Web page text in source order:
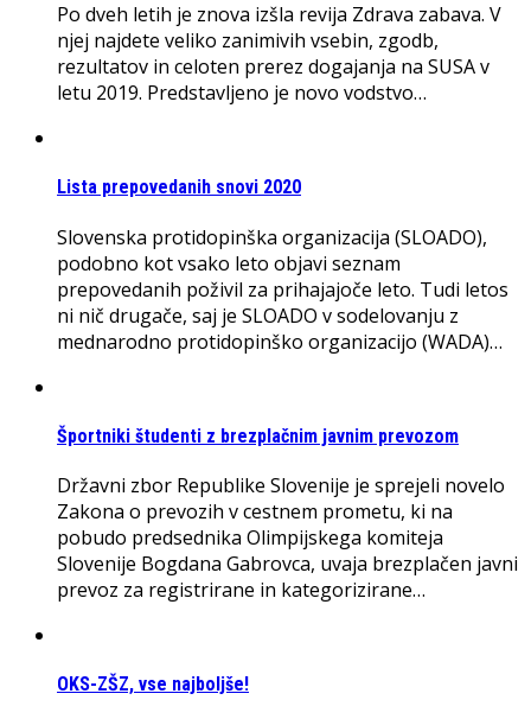
Po dveh letih je znova izšla revija Zdrava zabava. V
njej najdete veliko zanimivih vsebin, zgodb,
rezultatov in celoten prerez dogajanja na SUSA v
letu 2019. Predstavljeno je novo vodstvo…
Lista prepovedanih snovi 2020
Slovenska protidopinška organizacija (SLOADO),
podobno kot vsako leto objavi seznam
prepovedanih poživil za prihajajoče leto. Tudi letos
ni nič drugače, saj je SLOADO v sodelovanju z
mednarodno protidopinško organizacijo (WADA)…
Športniki študenti z brezplačnim javnim prevozom
Državni zbor Republike Slovenije je sprejeli novelo
Zakona o prevozih v cestnem prometu, ki na
pobudo predsednika Olimpijskega komiteja
Slovenije Bogdana Gabrovca, uvaja brezplačen javni
prevoz za registrirane in kategorizirane…
OKS-ZŠZ, vse najboljše!